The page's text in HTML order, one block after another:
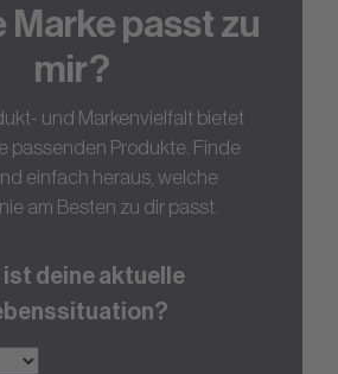
Marke passt zu
mir?
und Markenvielfalt bietet
passenden Produkte. Finde
einfach heraus, welche
am Besten zu dir passt.
ist deine aktuelle